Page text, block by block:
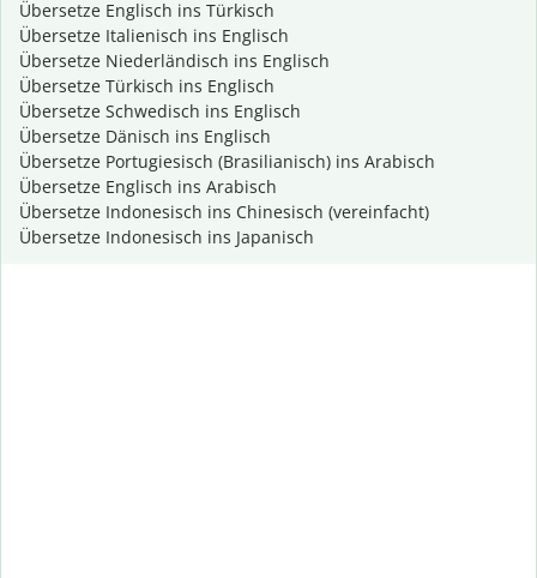
Übersetze Englisch ins Türkisch
Übersetze Italienisch ins Englisch
Übersetze Niederländisch ins Englisch
Übersetze Türkisch ins Englisch
Übersetze Schwedisch ins Englisch
Übersetze Dänisch ins Englisch
Übersetze Portugiesisch (Brasilianisch) ins Arabisch
Übersetze Englisch ins Arabisch
Übersetze Indonesisch ins Chinesisch (vereinfacht)
Übersetze Indonesisch ins Japanisch